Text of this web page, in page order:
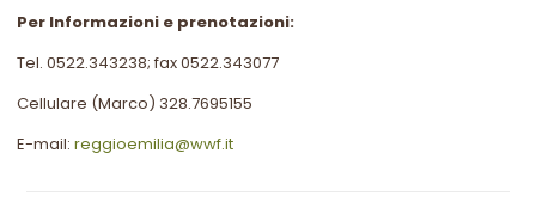
Per Informazioni e prenotazioni:
Tel. 0522.343238; fax 0522.343077
Cellulare (Marco) 328.7695155
E-mail:reggioemilia@wwf.it